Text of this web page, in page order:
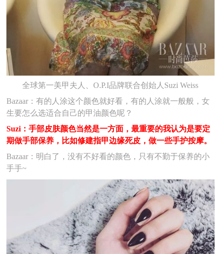
全球第一美甲夫人、O.P.I品牌联合创始人Suzi Weiss
Bazaar：有的人涂这个颜色就好看，有的人涂就一般般，女
生要怎么选适合自己的甲油颜色呢？
Suzi：手部皮肤颜色当然是一方面，最重要的我认为是要定
期做手部保养，比如修建指甲边缘死皮，做一些手护按摩。
Bazaar：明白了，没有不好看的颜色，只有不勤于保养的小
手手~